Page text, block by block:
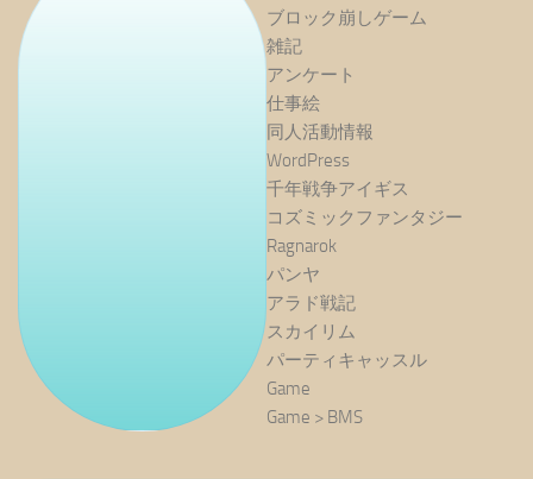
ブロック崩しゲーム
雑記
アンケート
仕事絵
同人活動情報
WordPress
千年戦争アイギス
コズミックファンタジー
Ragnarok
パンヤ
アラド戦記
スカイリム
パーティキャッスル
Game
Game > BMS